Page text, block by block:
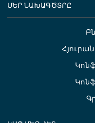
ՄԵՐ ՆԱԽԱԳԾՏՐԸ